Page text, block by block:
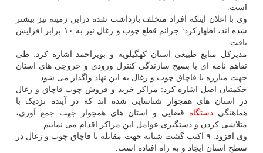
است.
وی با اعلان اینکه افراد متخلف بازداشت شده دراین زمینه نیز بیشتر
شده اند، اظهارکرد: جرائم قطع چوب و زغال نیز به ۱۰ برابر افزایش
یافت.
مدیرکل منابع طبیعی استان کهگیلویه و بویراحمد اشاره کرد: طی
تفاهم نامه ای با بسیج سازندگی کنترل ورودی و خروجی های استان
جهت مبارزه با قاچاق چوب و زغال به این نهاد واگذار می شود.
حکمتیان اصل اشاره کرد: مراکز خرید و فروش چوب قاچاق و زغال
در استان های همجوار شناسایی شده اند که در آینده نزدیک با
هماهنگی دستگاه قضایی و استان های همجوار جهت جمع آوری،
متلاشی کردن و دستگیری عوامل این مراکز اقدام می نماییم.
وی افزود: ۹ اکیپ گشت شبانه جهت مقابله با قاچاق چوب و زغال در
سطح استان ایجاد و به راه افتاده است.